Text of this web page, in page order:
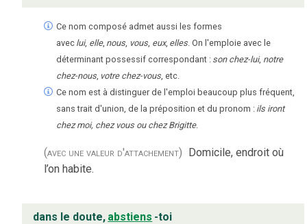
Ce nom composé admet aussi les formes
avec lui, elle, nous vous, eux, elles . On l'emploie avec le
déterminant possessif correspondant : son chez-lui, notre
chez-nous, votre chez-vous , etc.
Ce nom est à distinguer de l'emploi beaucoup plus fréquent,
sans trait d'union, de la préposition et du pronom : ils iront
chez moi, chez vous ou chez Brigitte.
(avec une valeur d'attachement) Domicile, endroit où
l’on habite.
dans le doute, abstiens -toi